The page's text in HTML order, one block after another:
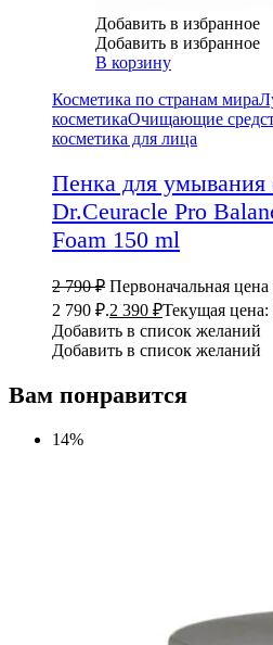
Добавить в избранное
Добавить в избранное
В корзину
Косметика по странам мира
косметикаОчищающие
косметика для лица
Пенка для умывания
Dr.Ceuracle Pro
Foam 150 ml
2 790₽ Первоначальная цена
2 790 ₽.2 390 ₽Текущая цена:
Добавить в список желаний
Добавить в список желаний
Вам понравится
14%